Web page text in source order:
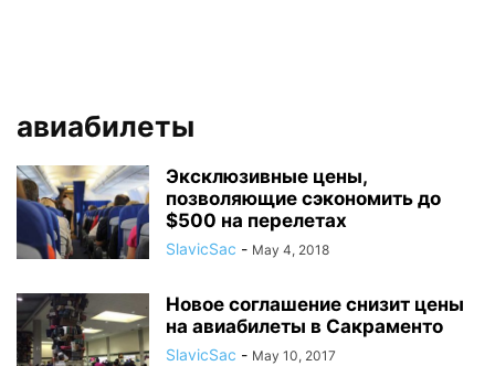
авиабилеты
Эксклюзивные цены,
позволяющие сэкономить до
$500 на перелетах
SlavicSac - May 4, 2018
Новое соглашение cнизит цены
на авиабилеты в Сакраменто
SlavicSac - May 10, 2017